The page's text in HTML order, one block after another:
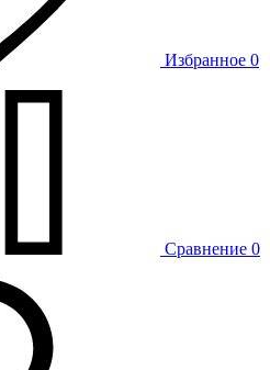
Избранное 0
Сравнение 0